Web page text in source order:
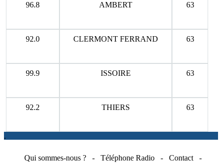
96.8 AMBERT 63
92.0 CLERMONT FERRAND 63
99.9 ISSOIRE 63
92.2 THIERS 63
.
Qui sommes-nous ? - Téléphone Radio - Contact -